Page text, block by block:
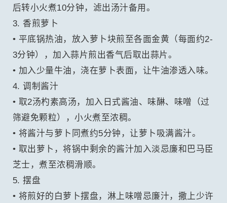
后转小火煮10分钟，滤出汤汁备用。
3. 香煎萝卜
• 平底锅热油，放入萝卜块煎至各面金黄（每面约2-
3分钟），加入蒜片煎出香气后取出蒜片。
• 加入少量牛油，浇在萝卜表面，让牛油渗透入味。
4. 调制酱汁
• 取2汤杓素高汤，加入日式酱油、味醂、味噌（过
筛避免颗粒），小火煮至浓稠。
• 将酱汁与萝卜同煮约5分钟，让萝卜吸满酱汁。
• 取出萝卜，将锅中剩余的酱汁加入淡忌廉和巴马臣
芝士，煮至浓稠滑顺。
5. 摆盘
• 将煎好的白萝卜摆盘，淋上味噌忌廉汁，撒上少许